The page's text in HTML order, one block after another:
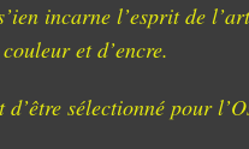
incarne l’esprit de
et d’encre.
d’être sélectionné pour